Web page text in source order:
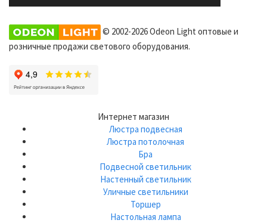
© 2002-2026 Odeon Light оптовые и
розничные продажи светового оборудования.
Интернет магазин
Люстра подвесная
Люстра потолочная
Бра
Подвесной светильник
Настенный светильник
Уличные светильники
Торшер
Настольная лампа